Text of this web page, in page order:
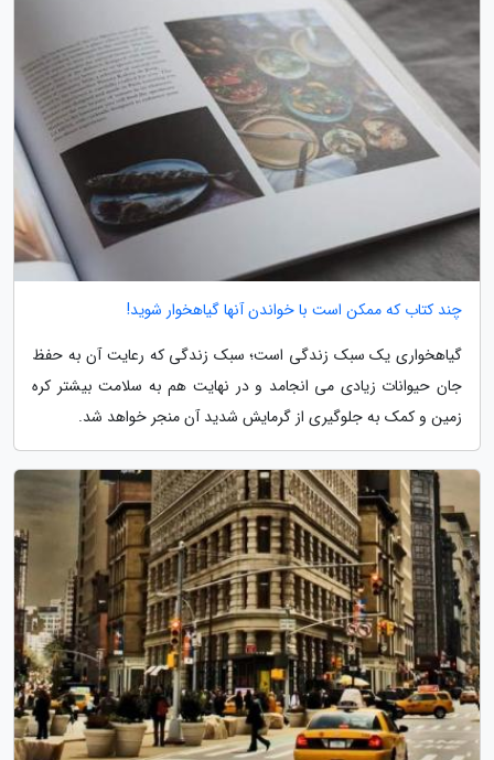
چند کتاب که ممکن است با خواندن آنها گیاهخوار شوید!
گیاهخواری یک سبک زندگی است؛ سبک زندگی که رعایت آن به حفظ
جان حیوانات زیادی می انجامد و در نهایت هم به سلامت بیشتر کره
زمین و کمک به جلوگیری از گرمایش شدید آن منجر خواهد شد.